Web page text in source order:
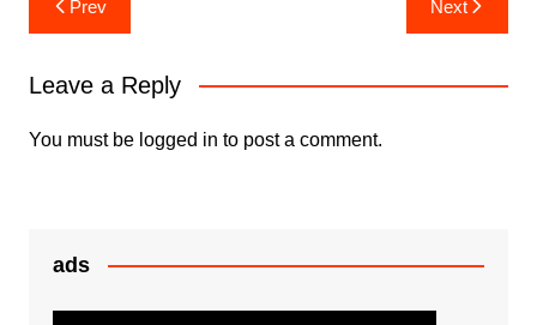
b
o
k
p
p
er
navigation
Prev Next
Leave a Reply
You must be logged in to post a comment.
ads